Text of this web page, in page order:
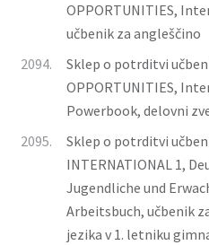
OPPORTUNITIES,
učbenik za angleščino
2094.
Sklep o potrditvi
OPPORTUNITIES,
Powerbook, delovni
2095.
Sklep o potrditvi
INTERNATIONAL 1,
Jugendliche und
Arbeitsbuch, učbenik
jezika v 1. letniku